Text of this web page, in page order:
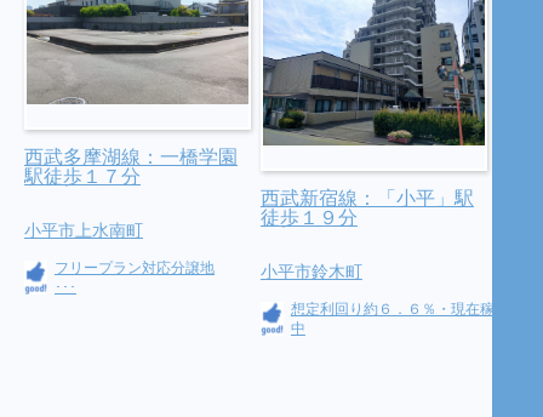
西武多摩湖線：一橋学園
駅徒歩１７分
小平市上水南町
フリープラン対応分譲地
･･･
西武新宿線：「小平」駅
徒歩１９分
小平市鈴木町
想定利回り約６．６％・現在稼働
中